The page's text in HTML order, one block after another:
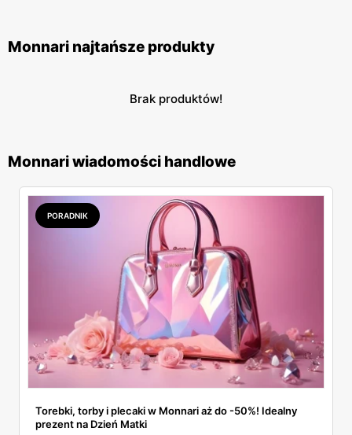
Monnari najtańsze produkty
Brak produktów!
Monnari wiadomości handlowe
PORADNIK
Torebki, torby i plecaki w Monnari aż do -50%! Idealny
prezent na Dzień Matki